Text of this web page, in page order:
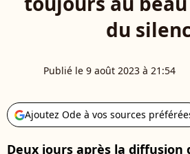
du
Publié le 9 août 2023 à 21:54
Ajoutez Ode à vos sources
Deux jours après la diffusion